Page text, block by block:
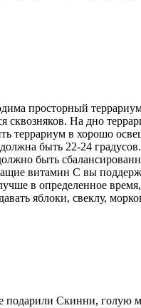
просторный
сквозняков. На дно
террариум в хорошо
быть 22-24
быть
витамин С вы
в определенное
яблоки, свеклу,
подарили Скинни, голую